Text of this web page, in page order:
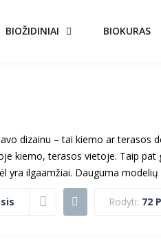
BIOŽIDINIAI BIOKURAS
dizainu – tai kiemo ar terasos
kiemo, terasos vietoje. Taip
yra ilgaamžiai. Dauguma
Rodyti: 72